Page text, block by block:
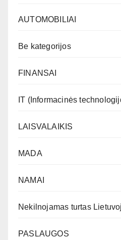
AUTOMOBILIAI
Be kategorijos
FINANSAI
IT (Informacinės
LAISVALAIKIS
MADA
NAMAI
Nekilnojamas turtas
PASLAUGOS